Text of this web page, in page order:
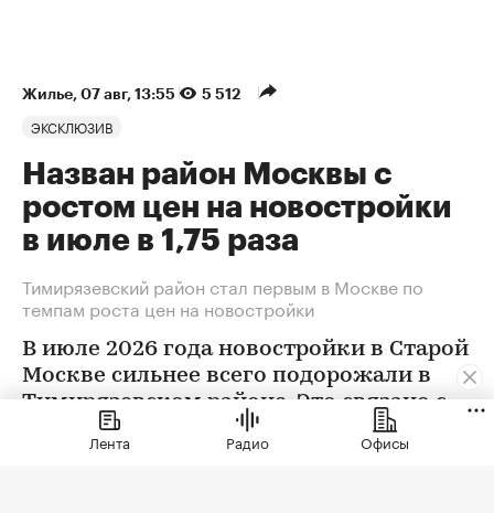
Жилье⁠, 07 авг, 13:55 5 512
ЭКСКЛЮЗИВ
Назван район Москвы с
ростом цен на новостройки
в июле в 1,75 раза
Тимирязевский район стал первым в Москве по
темпам роста цен на новостройки
В июле 2026 года новостройки в Старой
Москве сильнее всего подорожали в
Тимирязевском районе. Это связано с
появлением в экспозиции нового
проекта бизнес-класса
Лента Радио Офисы